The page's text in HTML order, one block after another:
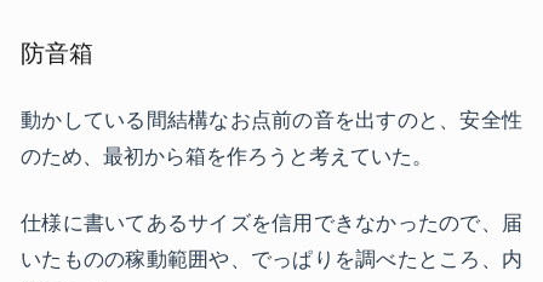
防音箱
動かしている間結構なお点前の音を出すのと、安全性
のため、最初から箱を作ろうと考えていた。
仕様に書いてあるサイズを信用できなかったので、届
いたものの稼動範囲や、でっぱりを調べたところ、内